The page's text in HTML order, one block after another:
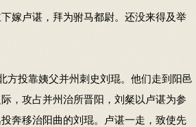
嫁卢谌，拜为驸马都尉。还没来得及举
投靠姨父并州刺史刘琨。他们走到阳邑
，攻占并州治所晋阳，刘粲以卢谌为参
奔移治阳曲的刘琨。卢谌一走，致使先